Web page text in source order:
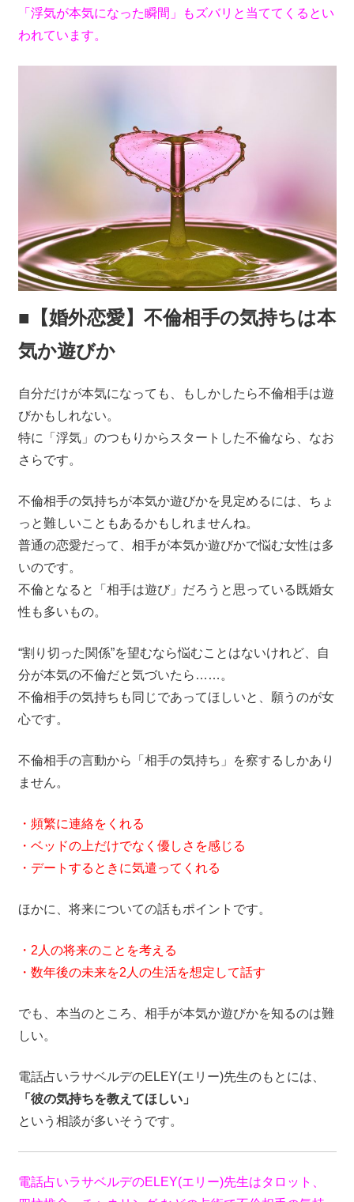
「浮気が本気になった瞬間」もズバリと当ててくるとい
われています。
■【婚外恋愛】不倫相手の気持ちは本
気か遊びか
自分だけが本気になっても、もしかしたら不倫相手は遊
びかもしれない。
特に「浮気」のつもりからスタートした不倫なら、なお
さらです。
不倫相手の気持ちが本気か遊びかを見定めるには、ちょ
っと難しいこともあるかもしれませんね。
普通の恋愛だって、相手が本気か遊びかで悩む女性は多
いのです。
不倫となると「相手は遊び」だろうと思っている既婚女
性も多いもの。
“割り切った関係”を望むなら悩むことはないけれど、自
分が本気の不倫だと気づいたら……。
不倫相手の気持ちも同じであってほしいと、願うのが女
心です。
不倫相手の言動から「相手の気持ち」を察するしかあり
ません。
・頻繁に連絡をくれる
・ベッドの上だけでなく優しさを感じる
・デートするときに気遣ってくれる
ほかに、将来についての話もポイントです。
・2人の将来のことを考える
・数年後の未来を2人の生活を想定して話す
でも、本当のところ、相手が本気か遊びかを知るのは難
しい。
電話占いラサベルデのELEY(エリー)先生のもとには、
「彼の気持ちを教えてほしい」
という相談が多いそうです。
電話占いラサベルデのELEY(エリー)先生はタロット、